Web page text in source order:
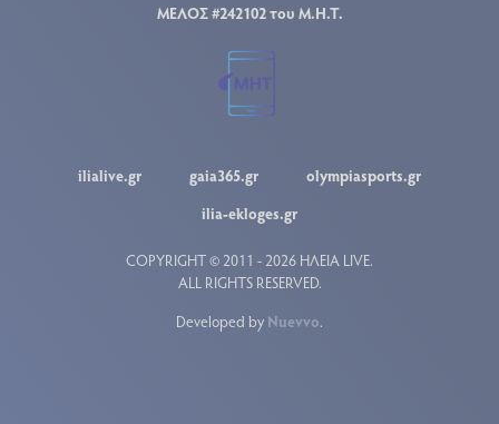
ΜΕΛΟΣ #242102 του Μ.Η.Τ.
ilialive.gr gaia365.gr
olympiasports.gr
ilia-ekloges.gr
COPYRIGHT © 2011 - 2026 ΗΛΕΙΑ LIVE.
ALL RIGHTS RESERVED.
Developed by Nuevvo.